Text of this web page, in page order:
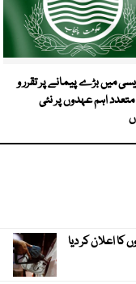
میں بڑے پیمانے پر تقرر و
متعدد اہم عہدوں پر نئی
کا اعلان کر دیا